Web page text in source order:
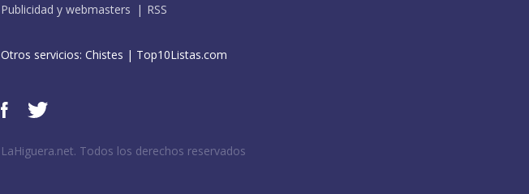
Publicidad y webmasters
RSS
Otros servicios: Chistes | Top10Listas.com
LaHiguera.net. Todos los derechos reservados